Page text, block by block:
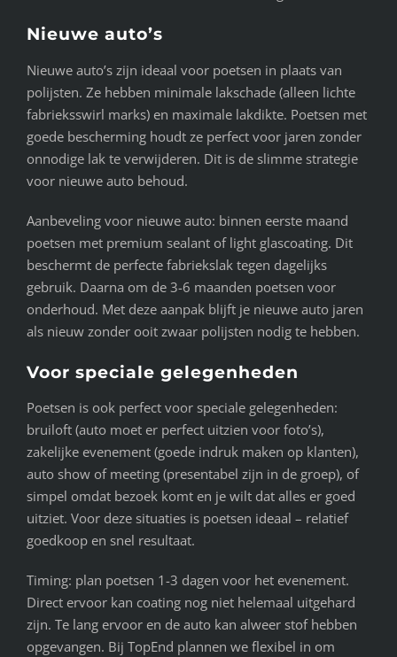
Nieuwe auto’s
Nieuwe auto’s zijn ideaal voor poetsen in plaats van
polijsten. Ze hebben minimale lakschade (alleen lichte
fabrieksswirl marks) en maximale lakdikte. Poetsen met
goede bescherming houdt ze perfect voor jaren zonder
onnodige lak te verwijderen. Dit is de slimme strategie
voor nieuwe auto behoud.
Aanbeveling voor nieuwe auto: binnen eerste maand
poetsen met premium sealant of light glascoating. Dit
beschermt de perfecte fabriekslak tegen dagelijks
gebruik. Daarna om de 3-6 maanden poetsen voor
onderhoud. Met deze aanpak blijft je nieuwe auto jaren
als nieuw zonder ooit zwaar polijsten nodig te hebben.
Voor speciale gelegenheden
Poetsen is ook perfect voor speciale gelegenheden:
bruiloft (auto moet er perfect uitzien voor foto’s),
zakelijke evenement (goede indruk maken op klanten),
auto show of meeting (presentabel zijn in de groep), of
simpel omdat bezoek komt en je wilt dat alles er goed
uitziet. Voor deze situaties is poetsen ideaal – relatief
goedkoop en snel resultaat.
Timing: plan poetsen 1-3 dagen voor het evenement.
Direct ervoor kan coating nog niet helemaal uitgehard
zijn. Te lang ervoor en de auto kan alweer stof hebben
opgevangen. Bij TopEnd plannen we flexibel in om